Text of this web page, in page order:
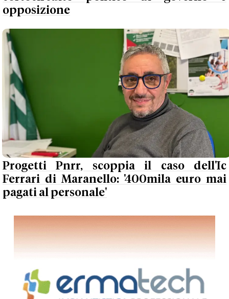
opposizione
Progetti Pnrr, scoppia il caso dell'Ic
Ferrari di Maranello: '400mila euro mai
pagati al personale'